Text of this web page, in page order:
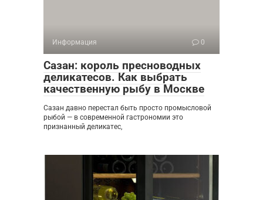
Информация 0
Сазан: король пресноводных
деликатесов. Как выбрать
качественную рыбу в Москве
Сазан давно перестал быть просто промысловой
рыбой — в современной гастрономии это
признанный деликатес,